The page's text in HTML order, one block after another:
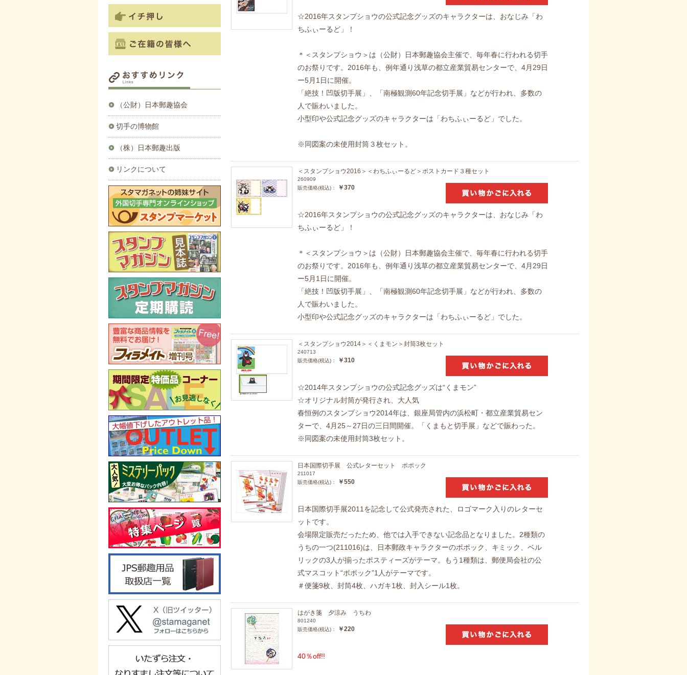
☆2016年スタンプショウの公式記念グッズのキャラクターは、おなじみ「わ
ちふぃーるど」！
＊＜スタンプショウ＞は（公財）日本郵趣協会主催で、毎年春に行われる切手
のお祭りです。2016年も、例年通り浅草の都立産業貿易センターで、4月29日
ー5月1日に開催。
「絶技！凹版切手展」、「南極観測60年記念切手展」などが行われ、多数の
人で賑わいました。
小型印や公式記念グッズのキャラクターは「わちふぃーるど」でした。
※同図案の未使用封筒３枚セット。
＜スタンプショウ2016＞＜わちふぃーるど＞ポストカード３種セット
260909
販売価格(税込)：
￥370
☆2016年スタンプショウの公式記念グッズのキャラクターは、おなじみ「わ
ちふぃーるど」！
＊＜スタンプショウ＞は（公財）日本郵趣協会主催で、毎年春に行われる切手
のお祭りです。2016年も、例年通り浅草の都立産業貿易センターで、4月29日
ー5月1日に開催。
「絶技！凹版切手展」、「南極観測60年記念切手展」などが行われ、多数の
人で賑わいました。
小型印や公式記念グッズのキャラクターは「わちふぃーるど」でした。
＜スタンプショウ2014＞＜くまモン＞封筒3枚セット
240713
販売価格(税込)：
￥310
☆2014年スタンプショウの公式記念グッズは“くまモン”
☆オリジナル封筒が発行され、大人気
春恒例のスタンプショウ2014年は、銀座局管内の浜松町・都立産業貿易セン
ターで、4月25～27日の三日間開催。「くまもと切手展」などで賑わった。
※同図案の未使用封筒3枚セット。
日本国際切手展 公式レターセット ポポック
211017
販売価格(税込)：
￥550
日本国際切手展2011を記念して公式発売された、ロゴマーク入りのレターセ
ットです。
会場限定販売だったため、他では入手できない記念品となりました。2種類の
うちの一つ(211016)は、日本郵政キャラクターのポポック、キミック、ベル
リックの3人が揃ったポスティーズがテーマ。もう1種類は、郵便局会社の公
式マスコット“ポポック”1人がテーマです。
＃便箋9枚、封筒4枚、ハガキ1枚、封入シール1枚。
はがき箋 夕涼み うちわ
801240
販売価格(税込)：
￥220
40％off!!
（公財）日本郵趣協会
切手の博物館
（株）日本郵趣出版
リンクについて